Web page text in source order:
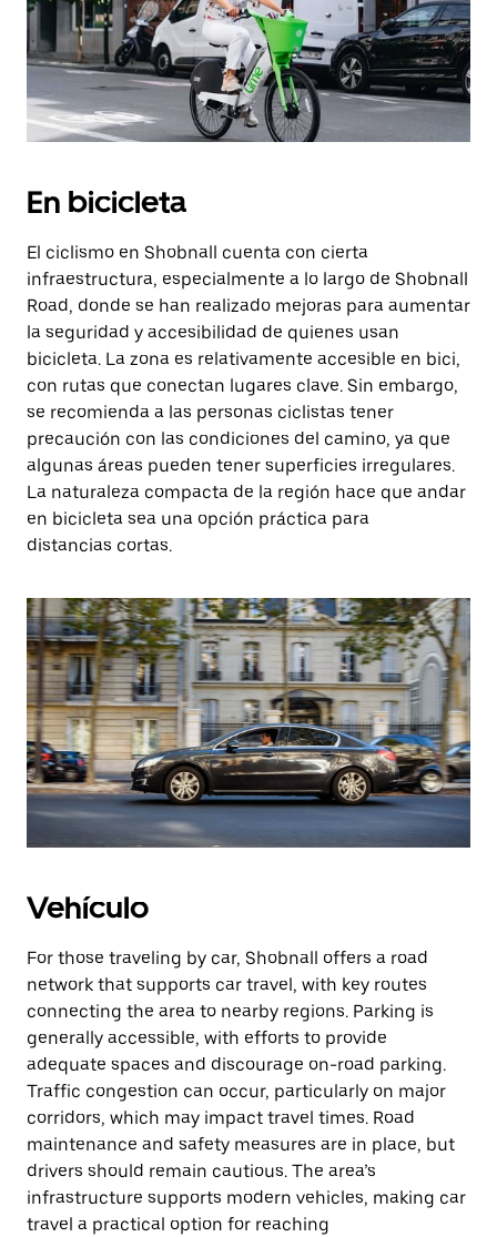
En bicicleta
El ciclismo en Shobnall cuenta con cierta
infraestructura, especialmente a lo largo de Shobnall
Road, donde se han realizado mejoras para aumentar
la seguridad y accesibilidad de quienes usan
bicicleta. La zona es relativamente accesible en bici,
con rutas que conectan lugares clave. Sin embargo,
se recomienda a las personas ciclistas tener
precaución con las condiciones del camino, ya que
algunas áreas pueden tener superficies irregulares.
La naturaleza compacta de la región hace que andar
en bicicleta sea una opción práctica para
distancias cortas.
Vehículo
For those traveling by car, Shobnall offers a road
network that supports car travel, with key routes
connecting the area to nearby regions. Parking is
generally accessible, with efforts to provide
adequate spaces and discourage on-road parking.
Traffic congestion can occur, particularly on major
corridors, which may impact travel times. Road
maintenance and safety measures are in place, but
drivers should remain cautious. The area’s
infrastructure supports modern vehicles, making car
travel a practical option for reaching